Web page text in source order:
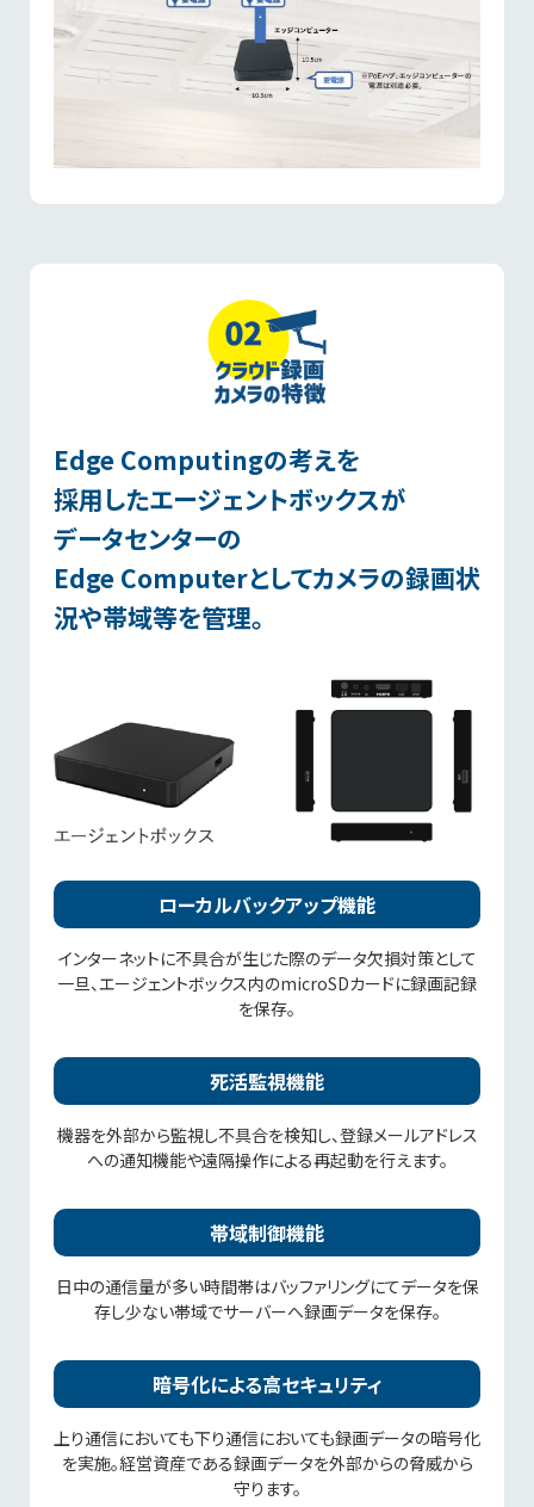
Edge Computingの考えを
採用したエージェントボックスが
データセンターの
Edge Computerとしてカメラの録画状
況や帯域等を管理。
ローカルバックアップ機能
インターネットに不具合が生じた際のデータ欠損対策として
一旦、エージェントボックス内のmicroSDカードに録画記録
を保存。
死活監視機能
機器を外部から監視し不具合を検知し、登録メールアドレス
への通知機能や遠隔操作による再起動を行えます。
帯域制御機能
日中の通信量が多い時間帯はバッファリングにてデータを保
存し少ない帯域でサーバーへ録画データを保存。
暗号化による高セキュリティ
上り通信においても下り通信においても録画データの暗号化
を実施。経営資産である録画データを外部からの脅威から
守ります。